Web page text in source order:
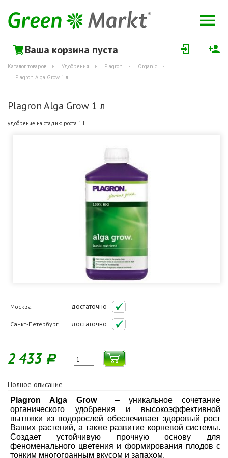
Ваша корзина пуста
Каталог товаров Удобрения Plagron
Organic
Plagron Alga Grow 1 л
Plagron Alga Grow 1 л
удобрение на стадию роста 1 L
Москва достаточно
Санкт-Петербург достаточно
2 433 Р
Полное описание
Plagron Alga Grow– уникальное сочетание
органического удобрения и высокоэффективной
вытяжки из водорослей обеспечивает здоровый рост
Ваших растений, а также развитие корневой системы.
Создает устойчивую прочную основу для
феноменального цветения и формирования плодов с
тонким многогранным вкусом и запахом.